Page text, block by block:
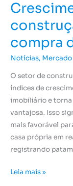
compra
Notícias,
O setor de
índices de
imobiliário e torna
vantajosa. Isso
mais favorável
casa própria em
registrando
Leia mais »